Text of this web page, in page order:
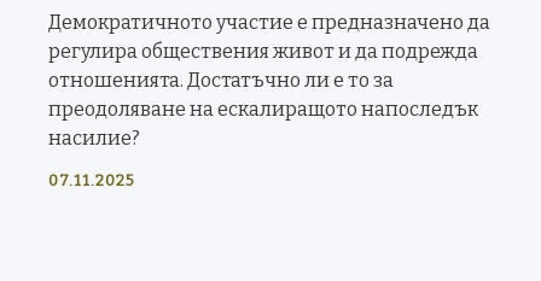
Демократичното участие е предназначено да
регулира обществения живот и да подрежда
отношенията. Достатъчно ли е то за
преодоляване на ескалиращото напоследък
насилие?
07.11.2025